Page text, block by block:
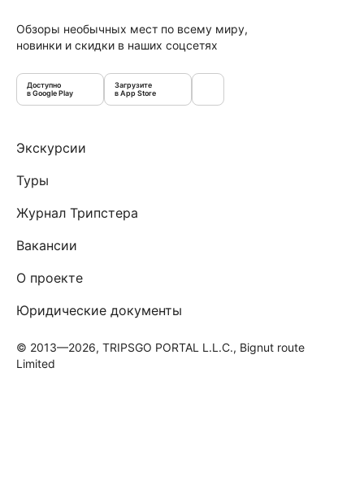
Обзоры необычных мест по всему миру,
новинки и скидки в наших соцсетях
Доступно
в Google Play
Загрузите
в App Store
Экскурсии
Туры
Журнал Трипстера
Вакансии
О проекте
Юридические документы
© 2013—2026, TRIPSGO PORTAL L.L.C., Bignut route
Limited